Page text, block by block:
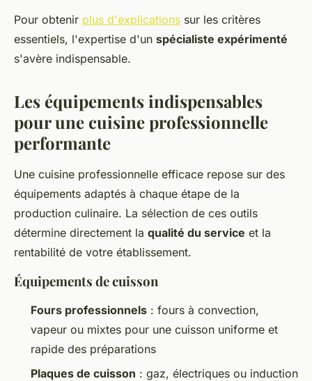
Pour obtenir plus d'explications sur les critères
essentiels, l'expertise d'un spécialiste expérimenté
s'avère indispensable.
Les équipements indispensables
pour une cuisine professionnelle
performante
Une cuisine professionnelle efficace repose sur des
équipements adaptés à chaque étape de la
production culinaire. La sélection de ces outils
détermine directement la qualité du service et la
rentabilité de votre établissement.
Équipements de cuisson
Fours professionnels : fours à convection,
vapeur ou mixtes pour une cuisson uniforme et
rapide des préparations
Plaques de cuisson : gaz, électriques ou induction